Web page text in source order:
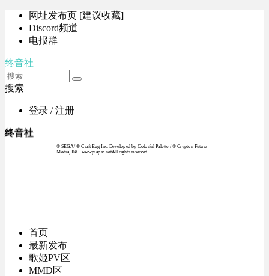
网址发布页 [建议收藏]
Discord频道
电报群
终音社
搜索
登录 / 注册
终音社
© SEGA / © Craft Egg Inc. Developed by Colorful Palette / © Crypton Future
Media, INC. www.piapro.netAll rights reserved.
首页
最新发布
歌姬PV区
MMD区